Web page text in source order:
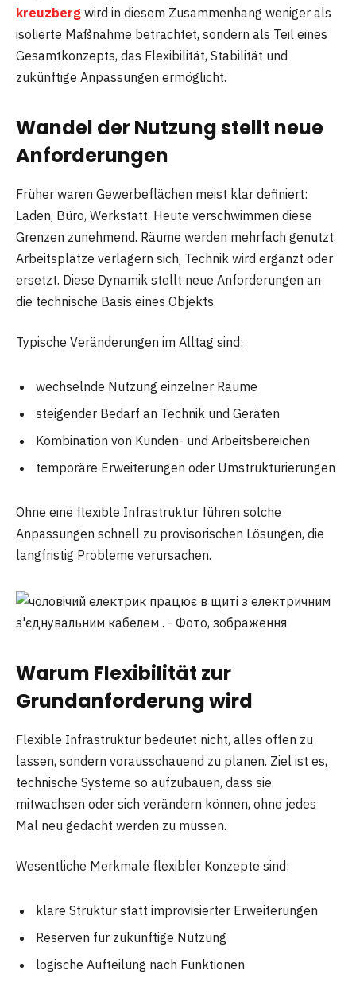
kreuzberg wird in diesem Zusammenhang weniger als
isolierte Maßnahme betrachtet, sondern als Teil eines
Gesamtkonzepts, das Flexibilität, Stabilität und
zukünftige Anpassungen ermöglicht.
Wandel der Nutzung stellt neue
Anforderungen
Früher waren Gewerbeflächen meist klar definiert:
Laden, Büro, Werkstatt. Heute verschwimmen diese
Grenzen zunehmend. Räume werden mehrfach genutzt,
Arbeitsplätze verlagern sich, Technik wird ergänzt oder
ersetzt. Diese Dynamik stellt neue Anforderungen an
die technische Basis eines Objekts.
Typische Veränderungen im Alltag sind:
wechselnde Nutzung einzelner Räume
steigender Bedarf an Technik und Geräten
Kombination von Kunden- und Arbeitsbereichen
temporäre Erweiterungen oder Umstrukturierungen
Ohne eine flexible Infrastruktur führen solche
Anpassungen schnell zu provisorischen Lösungen, die
langfristig Probleme verursachen.
Warum Flexibilität zur
Grundanforderung wird
Flexible Infrastruktur bedeutet nicht, alles offen zu
lassen, sondern vorausschauend zu planen. Ziel ist es,
technische Systeme so aufzubauen, dass sie
mitwachsen oder sich verändern können, ohne jedes
Mal neu gedacht werden zu müssen.
Wesentliche Merkmale flexibler Konzepte sind:
klare Struktur statt improvisierter Erweiterungen
Reserven für zukünftige Nutzung
logische Aufteilung nach Funktionen